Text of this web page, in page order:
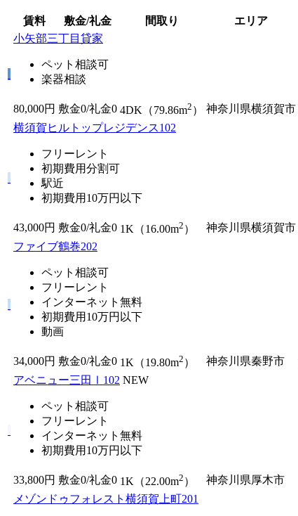
賃料 敷金/礼金 間取り エリア
小矢部三丁目貸家
ペット相談可
楽器相談
80,000円 敷金0/礼金0 4DK（79.86m2 ） 神奈川県横須賀市
横須賀ヒルトップレジデンス102
フリーレント
初期費用分割可
駅近
初期費用10万円以下
43,000円 敷金0/礼金0 1K（16.00m2 ） 神奈川県横須賀市
ファイブ鶴巻202
ペット相談可
フリーレント
インターネット無料
初期費用10万円以下
動画
34,000円 敷金0/礼金0 1K（19.80m2 ） 神奈川県秦野市
アベニュー三田Ⅰ102 NEW
ペット相談可
フリーレント
インターネット無料
初期費用10万円以下
33,800円 敷金0/礼金0 1K（22.00m2 ）
神奈川県厚木市
メゾンドゥフォレスト横須賀上町201